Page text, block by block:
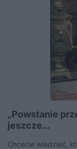
„Powstanie
jeszcze...
Chcecie wiedzieć,